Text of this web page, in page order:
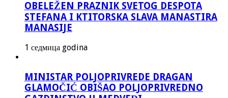
OBELEŽEN PRAZNIK SVETOG DESPOTA
STEFANA I KTITORSKA SLAVA MANASTIRA
MANASIJE
1 седмица godina
MINISTAR POLJOPRIVREDE DRAGAN
GLAMOČIĆ OBIŠAO POLJOPRIVREDNO